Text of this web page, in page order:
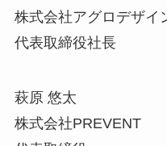
株式会社アグロデザイ
代表取締役社長
萩原 悠太
株式会社PREVENT